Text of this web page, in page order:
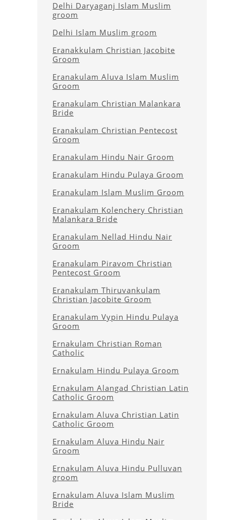
Delhi Daryaganj Islam Muslim
groom
Delhi Islam Muslim groom
Eranakkulam Christian Jacobite
Groom
Eranakulam Aluva Islam Muslim
Groom
Eranakulam Christian Malankara
Bride
Eranakulam Christian Pentecost
Groom
Eranakulam Hindu Nair Groom
Eranakulam Hindu Pulaya Groom
Eranakulam Islam Muslim Groom
Eranakulam Kolenchery Christian
Malankara Bride
Eranakulam Nellad Hindu Nair
Groom
Eranakulam Piravom Christian
Pentecost Groom
Eranakulam Thiruvankulam
Christian Jacobite Groom
Eranakulam Vypin Hindu Pulaya
Groom
Ernakulam Christian Roman
Catholic
Ernakulam Hindu Pulaya Groom
Ernakulam Alangad Christian Latin
Catholic Groom
Ernakulam Aluva Christian Latin
Catholic Groom
Ernakulam Aluva Hindu Nair
Groom
Ernakulam Aluva Hindu Pulluvan
groom
Ernakulam Aluva Islam Muslim
Bride